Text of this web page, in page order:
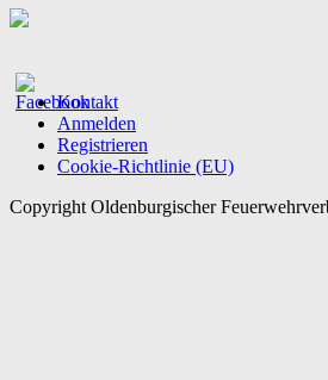
Kontakt
Anmelden
Registrieren
Cookie-Richtlinie (EU)
Copyright Oldenburgischer